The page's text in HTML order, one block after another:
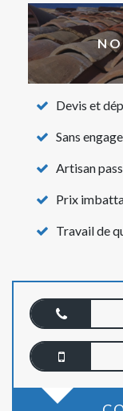
Devis et
Sans
Artisan
Prix
Travail de